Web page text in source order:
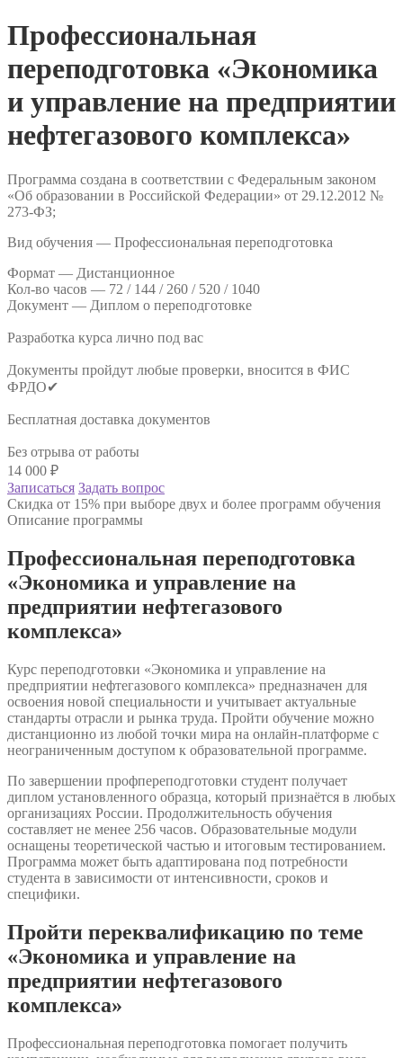
Профессиональная
переподготовка «Экономика
и управление на предприятии
нефтегазового комплекса»
Программа создана в соответствии с Федеральным законом
«Об образовании в Российской Федерации» от 29.12.2012 №
273-ФЗ;
Вид обучения — Профессиональная переподготовка
Формат — Дистанционное
Кол-во часов — 72 / 144 / 260 / 520 / 1040
Документ — Диплом о переподготовке
Разработка курса лично под вас
Документы пройдут любые проверки, вносится в ФИС
ФРДО✔
Бесплатная доставка документов
Без отрыва от работы
14 000 ₽
Записаться Задать вопрос
Скидка от 15% при выборе двух и более программ обучения
Описание программы
Профессиональная переподготовка
«Экономика и управление на
предприятии нефтегазового
комплекса»
Курс переподготовки «Экономика и управление на
предприятии нефтегазового комплекса» предназначен для
освоения новой специальности и учитывает актуальные
стандарты отрасли и рынка труда. Пройти обучение можно
дистанционно из любой точки мира на онлайн-платформе с
неограниченным доступом к образовательной программе.
По завершении профпереподготовки студент получает
диплом установленного образца, который признаётся в любых
организациях России. Продолжительность обучения
составляет не менее 256 часов. Образовательные модули
оснащены теоретической частью и итоговым тестированием.
Программа может быть адаптирована под потребности
студента в зависимости от интенсивности, сроков и
специфики.
Пройти переквалификацию по теме
«Экономика и управление на
предприятии нефтегазового
комплекса»
Профессиональная переподготовка помогает получить